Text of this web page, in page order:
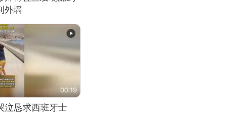
外墙
00:19
泣恳求西班牙士